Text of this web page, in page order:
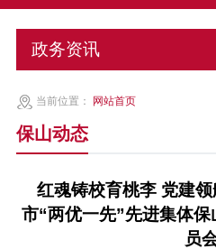
政务资讯
当前位置： 网站首页
保山动态
红魂铸校育桃李 党建
市“两优一先”先进集体
员